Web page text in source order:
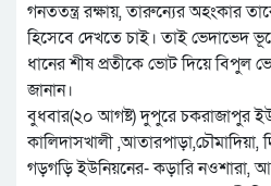
গনততন্ত্র রক্ষায়, তারুন্যের অহংকার
হিসেবে দেখতে চাই। তাই ভেদাভেদ
ধানের শীষ প্রতীকে ভোট দিয়ে বিপুল
জানান।
বুধবার(২০ আগষ্ট) দুপুরে চকরাজাপুর
কালিদাসখালী ,আতারপাড়া,চৌমাদিয়া,
গড়গড়ি ইউনিয়নের- কড়ারি নওশারা,